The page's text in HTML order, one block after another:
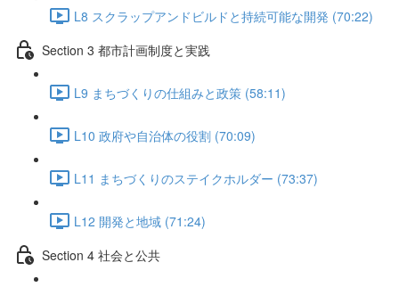
L8 スクラップアンドビルドと持続可能な開発 (70:22)
Section 3 都市計画制度と実践
L9 まちづくりの仕組みと政策 (58:11)
L10 政府や自治体の役割 (70:09)
L11 まちづくりのステイクホルダー (73:37)
L12 開発と地域 (71:24)
Section 4 社会と公共